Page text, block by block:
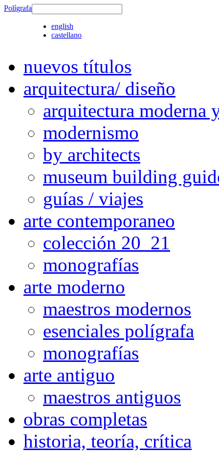
Polígrafa
english
castellano
nuevos títulos
arquitectura/ diseño
arquitectura moderna
modernismo
by architects
museum building
guías / viajes
arte contemporaneo
colección 20_21
monografías
arte moderno
maestros modernos
esenciales polígrafa
monografías
arte antiguo
maestros antiguos
obras completas
historia, teoría, crítica